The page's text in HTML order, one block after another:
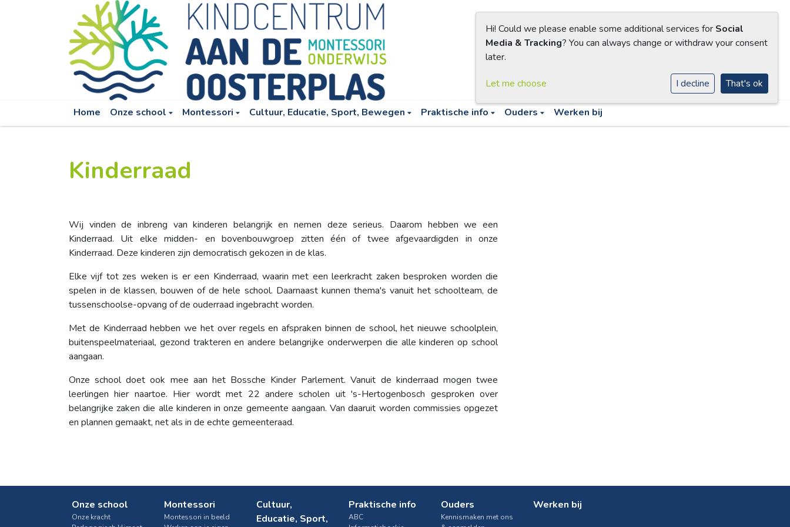
Home Onze school Montessori Cultuur, Educatie, Sport, Bewegen Praktische info Ouders Werken bij
Kinderraad
Wij vinden de inbreng van kinderen belangrijk en nemen deze serieus. Daarom hebben we een
Kinderraad. Uit elke midden- en bovenbouwgroep zitten één of twee afgevaardigden in onze
Kinderraad. Deze kinderen zijn democratisch gekozen in de klas.
Elke vijf tot zes weken is er een Kinderraad, waarin met een leerkracht zaken besproken worden die
spelen in de klassen, bouwen of de hele school. Daarnaast kunnen thema's vanuit het schoolteam, de
tussenschoolse-opvang of de ouderraad ingebracht worden.
Met de Kinderraad hebben we het over regels en afspraken binnen de school, het nieuwe schoolplein,
buitenspeelmateriaal, gezond trakteren en andere belangrijke onderwerpen die alle kinderen op school
aangaan.
Onze school doet ook mee aan het Bossche Kinder Parlement. Vanuit de kinderraad mogen twee
leerlingen hier naartoe. Hier wordt met 22 andere scholen uit 's-Hertogenbosch gesproken over
belangrijke zaken die alle kinderen in onze gemeente aangaan. Van daaruit worden commissies opgezet
en plannen gemaakt, net als in de echte gemeenteraad.
Onze school
Onze kracht
Montessori
Montessori in beeld
Cultuur,
Educatie, Sport,
Praktische info
ABC
Ouders
Kennismaken met ons
Werken bij
Hi! Could we please enable some additional services for Social
Media & Tracking? You can always change or withdraw your consent
later.
Let me choose I decline That's ok